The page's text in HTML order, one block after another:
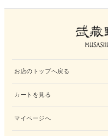
お店のトップへ戻る
カートを見る
マイページへ